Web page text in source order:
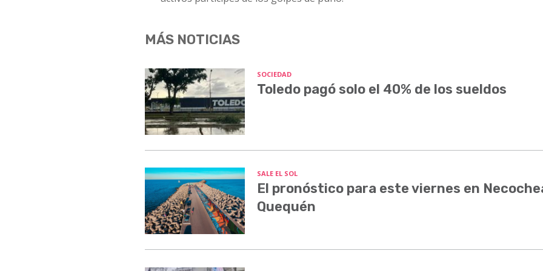
MÁS NOTICIAS
SOCIEDAD
Toledo pagó solo el 40% de los sueldos
SALE EL SOL
El pronóstico para este viernes en
Quequén